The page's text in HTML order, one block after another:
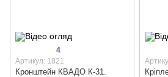
4
Артикул: 1821
Кронштейн КВАДО К-31.